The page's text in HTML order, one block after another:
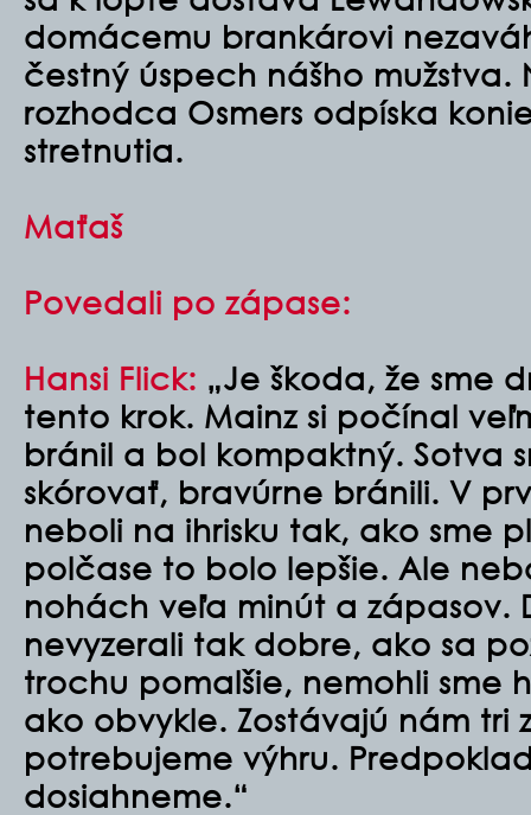
domácemu brankárovi
čestný úspech nášho mužstva.
rozhodca Osmers odpíska
stretnutia.
Maťaš
Povedali po zápase:
Hansi Flick: „Je škoda, že sme
tento krok. Mainz si počínal
bránil a bol kompaktný. Sotva
skórovať, bravúrne bránili. V
neboli na ihrisku tak, ako sme
polčase to bolo lepšie. Ale
nohách veľa minút a zápasov.
nevyzerali tak dobre, ako sa
trochu pomalšie, nemohli sme
ako obvykle. Zostávajú nám tri
potrebujeme výhru.
dosiahneme.“